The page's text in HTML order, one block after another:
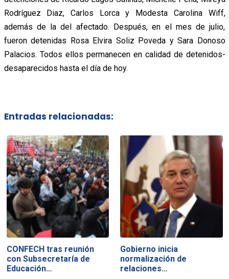
Rodríguez Diaz, Carlos Lorca y Modesta Carolina Wiff,
además de la del afectado. Después, en el mes de julio,
fueron detenidas Rosa Elvira Soliz Poveda y Sara Donoso
Palacios. Todos ellos permanecen en calidad de detenidos-
desaparecidos hasta el día de hoy.
Entradas relacionadas:
CONFECH tras reunión
con Subsecretaría de
Educación…
Gobierno inicia
normalización de
relaciones…